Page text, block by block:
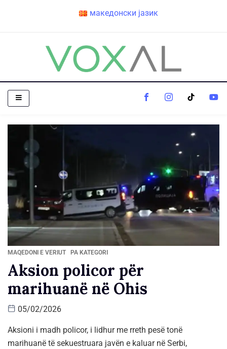
македонски јазик
MAQEDONI E VERIUT PA KATEGORI
Aksion policor për
marihuanë në Ohis
05/02/2026
Aksioni i madh policor, i lidhur me rreth pesë tonë
marihuanë të sekuestruara javën e kaluar në Serbi,